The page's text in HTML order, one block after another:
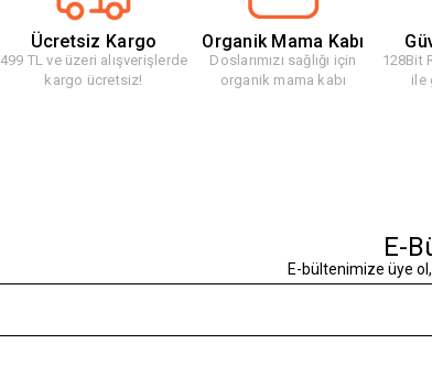
Ücretsiz Kargo
499 TL ve üzeri alışverişlerde
kargo ücretsiz!
Organik Mama Kabı
Doslarımızı sağlığı için
organik mama kabı
128Bit
ile
E-
E-bültenimize üye